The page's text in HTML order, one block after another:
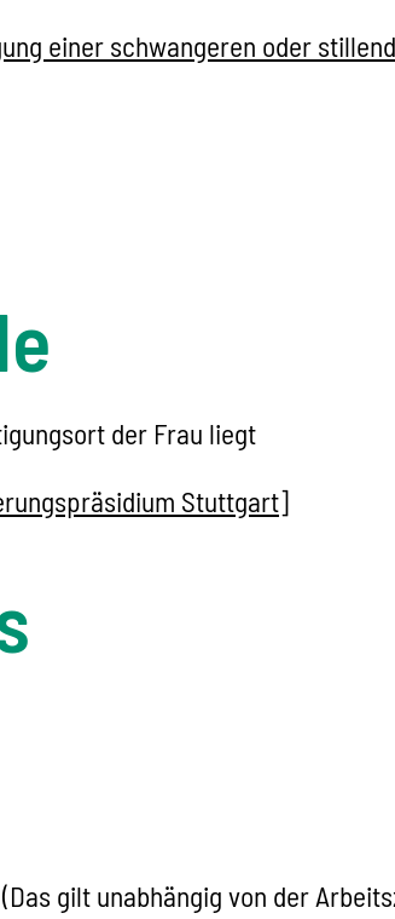
einer schwangeren oder
der Frau liegt
Stuttgart]
(Das gilt unabhängig von der